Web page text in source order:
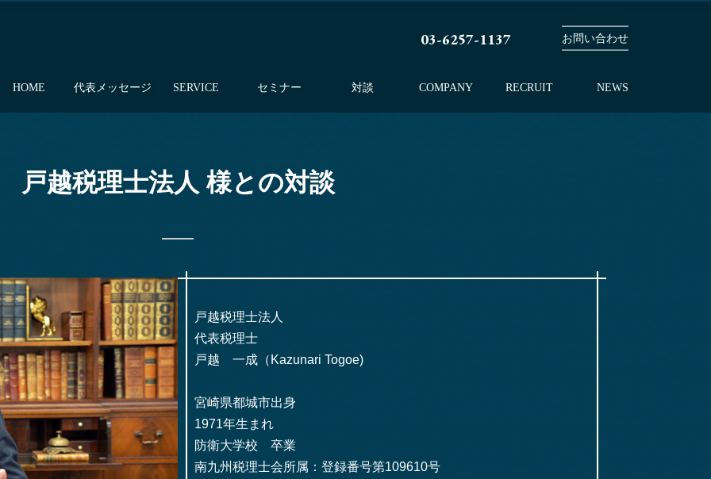
03-6257-1137 お問い合わせ
HOME 代表メッセージ SERVICE セミナー 対談 COMPANY RECRUIT NEWS
戸越税理士法人 様との対談
戸越税理士法人
代表税理士
戸越 一成（Kazunari Togoe)
宮崎県都城市出身
1971年生まれ
防衛大学校 卒業
南九州税理士会所属：登録番号第109610号